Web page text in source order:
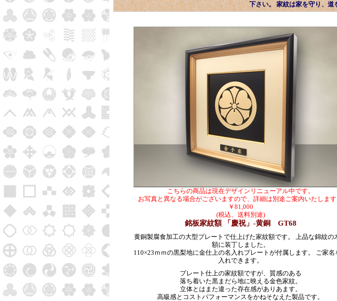
下さい。 家紋は家を守り、道
こちらの商品は現在デザインリニューアル中です。
お写真と異なる場合がございますので、詳細は別途ご案内いたします
￥81,000
(税込、送料別途)
銘板家紋額 「慶祝」-黄銅 GT68
黄銅製腐食加工の大型プレートで仕上げた家紋額です。 上品な錦紋の
額に装丁しました。
110×23ｍｍの黒梨地に金仕上の名入れプレートが付属します。 ご家名
入れできます。
プレート仕上の家紋額ですが、質感のある
落ち着いた黒まだら地に映える金色家紋。
立体とはまた違った存在感がありあます。
高級感とコストパフォーマンスをかねそなえた製品です。